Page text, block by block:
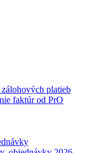
platieb
faktúr od PrO